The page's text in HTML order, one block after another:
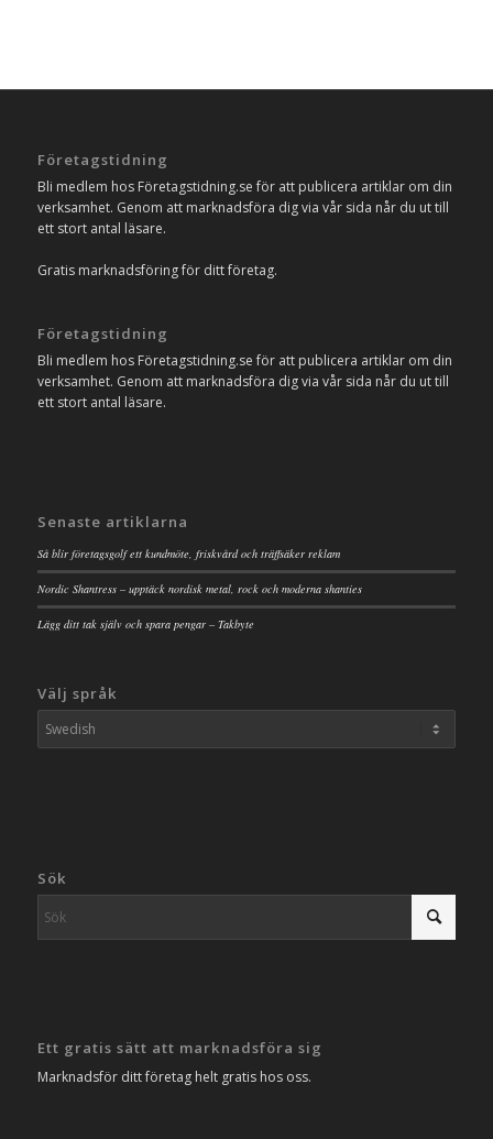
Företagstidning
Bli medlem hos Företagstidning.se för att publicera artiklar om din
verksamhet. Genom att marknadsföra dig via vår sida når du ut till
ett stort antal läsare.
Gratis marknadsföring för ditt företag.
Företagstidning
Bli medlem hos Företagstidning.se för att publicera artiklar om din
verksamhet. Genom att marknadsföra dig via vår sida når du ut till
ett stort antal läsare.
Senaste artiklarna
Så blir företagsgolf ett kundmöte, friskvård och träffsäker reklam
Nordic Shantress – upptäck nordisk metal, rock och moderna shanties
Lägg ditt tak själv och spara pengar – Takbyte
Välj språk
Sök
Ett gratis sätt att marknadsföra sig
Marknadsför ditt företag helt gratis hos oss.